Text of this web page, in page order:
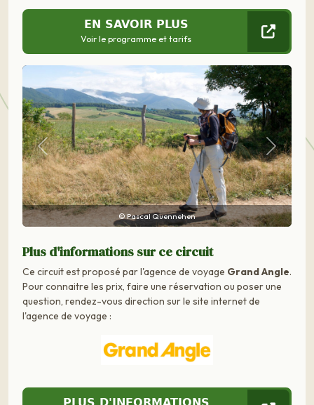
EN SAVOIR PLUS
Voir le programme et tarifs
© Pascal Quennehen
Précédent Suivant
Plus d'informations sur ce circuit
Ce circuit est proposé par l'agence de voyage Grand Angle.
Pour connaitre les prix, faire une réservation ou poser une
question, rendez-vous direction sur le site internet de
l'agence de voyage :